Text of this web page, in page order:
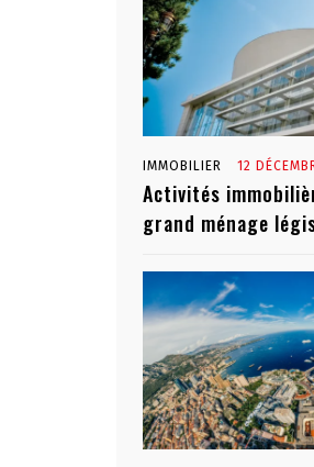
IMMOBILIER 12
Activités
grand ménage